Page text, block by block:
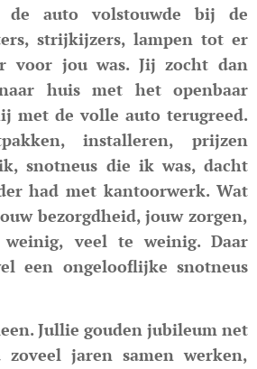
auto volstouwde bij de
strijkijzers, lampen tot er
voor jou was. Jij zocht dan
huis met het openbaar
met de volle auto terugreed.
installeren, prijzen
snotneus die ik was, dacht
had met kantoorwerk. Wat
bezorgdheid, jouw zorgen,
veel te weinig. Daar
een ongelooflijke snotneus
Jullie gouden jubileum net
zoveel jaren samen werken,